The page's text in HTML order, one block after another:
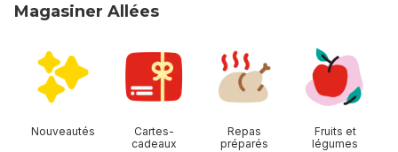
Magasiner Allées
Nouveautés
Cartes-
cadeaux
Repas
préparés
Fruits et
légumes